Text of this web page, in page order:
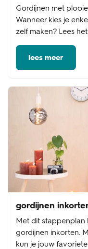
Gordijnen met
Wanneer kies je
zelf maken? Lees
lees meer
gordijnen
Met dit stappenplan
gordijnen inkorten.
kun je jouw